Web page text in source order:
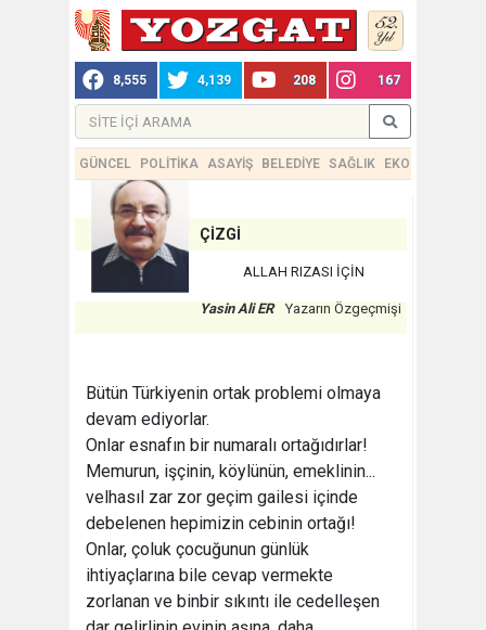
8,555 4,139 208 167
GÜNCEL POLİTİKA ASAYİŞ BELEDİYE SAĞLIK EKONOMİ
ÇİZGİ
ALLAH RIZASI İÇİN
Yasin Ali ER Yazarın Özgeçmişi
Bütün Türkiyenin ortak problemi olmaya
devam ediyorlar.
Onlar esnafın bir numaralı ortağıdırlar!
Memurun, işçinin, köylünün, emeklinin...
velhasıl zar zor geçim gailesi içinde
debelenen hepimizin cebinin ortağı!
Onlar, çoluk çocuğunun günlük
ihtiyaçlarına bile cevap vermekte
zorlanan ve binbir sıkıntı ile cedelleşen